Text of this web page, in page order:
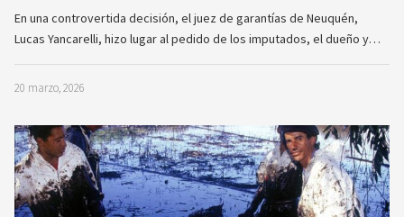
En una controvertida decisión, el juez de garantías de Neuquén,
Lucas Yancarelli, hizo lugar al pedido de los imputados, el dueño y…
20 marzo, 2026